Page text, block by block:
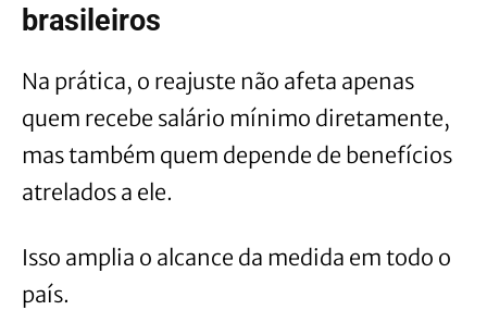
brasileiros
Na prática, o reajuste não afeta apenas
quem recebe salário mínimo diretamente,
mas também quem depende de benefícios
atrelados a ele.
Isso amplia o alcance da medida em todo o
país.